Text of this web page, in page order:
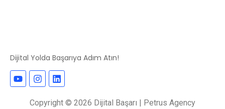
Dijital Yolda Başarıya Adım Atın!
Copyright © 2026 Dijital Başarı | Petrus Agency